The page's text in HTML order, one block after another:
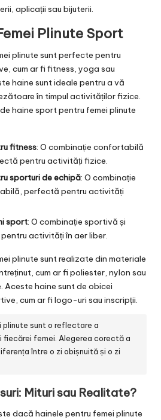
aplicații sau bijuterii.
Plinute Sport
plinute sunt perfecte pentru
cum ar fi fitness, yoga sau
haine sunt ideale pentru a vă
în timpul activităților fizice.
haine sport pentru femei plinute
fitness: O combinație confortabilă
pentru activități fizice.
sporturi de echipă: O combinație
perfectă pentru activități
sport: O combinație sportivă și
activități în aer liber.
plinute sunt realizate din materiale
cum ar fi poliester, nylon sau
Aceste haine sunt de obicei
cum ar fi logo-uri sau inscripții.
plinute sunt o reflectare a
fiecărei femei. Alegerea corectă a
între o zi obișnuită și o zi
Mituri sau Realitate?
dacă hainele pentru femei plinute